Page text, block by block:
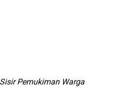
Pemukiman Warga